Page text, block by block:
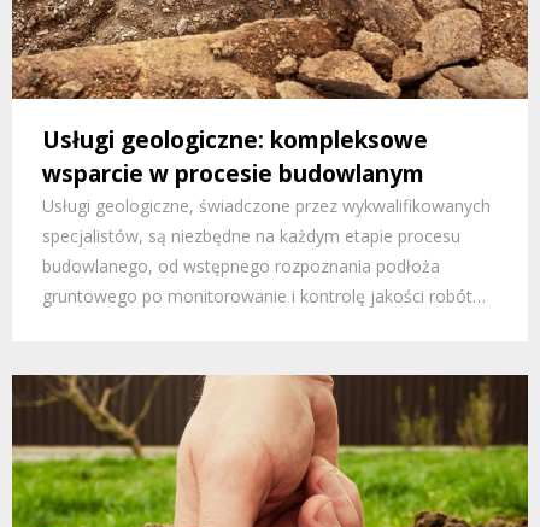
Usługi geologiczne: kompleksowe
wsparcie w procesie budowlanym
Usługi geologiczne, świadczone przez wykwalifikowanych
specjalistów, są niezbędne na każdym etapie procesu
budowlanego, od wstępnego rozpoznania podłoża
gruntowego po monitorowanie i kontrolę jakości robót…